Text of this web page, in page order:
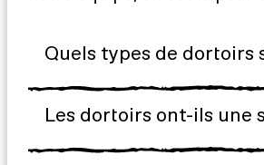
Quels types de dortoirs
Les dortoirs ont-ils une